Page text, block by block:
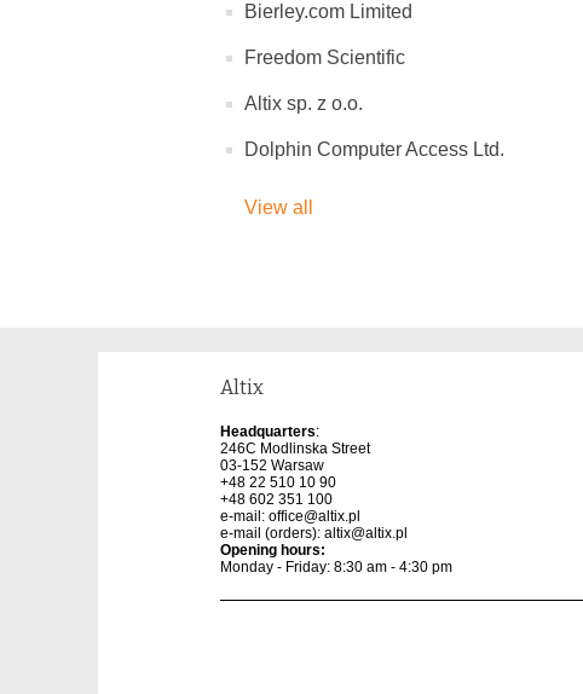
Bierley.com Limited
Freedom Scientific
Altix sp. z o.o.
Dolphin Computer Access Ltd.
View all
Altix
Headquarters:
246C Modlinska Street
03-152 Warsaw
+48 22 510 10 90
+48 602 351 100
e-mail: office@altix.pl
e-mail (orders): altix@altix.pl
Opening hours:
Monday - Friday: 8:30 am - 4:30 pm